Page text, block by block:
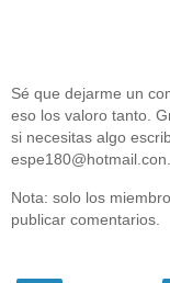
Sé que dejarme un
eso los valoro tanto.
si necesitas algo
espe180@hotmail.con.
Nota: solo los
publicar comentarios.